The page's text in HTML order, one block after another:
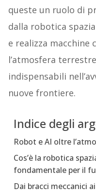
queste un ruolo di
dalla robotica
e realizza macchine
l’atmosfera
indispensabili
nuove frontiere.
Indice degli
Robot e AI oltre
Cos’è la robotica
fondamentale per il
Dai bracci meccanici